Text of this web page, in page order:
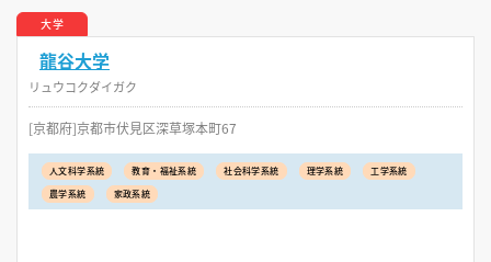
大学
龍谷大学
リュウコクダイガク
[京都府]京都市伏見区深草塚本町67
人文科学系統 教育・福祉系統 社会科学系統 理学系統
工学系統
農学系統
家政系統